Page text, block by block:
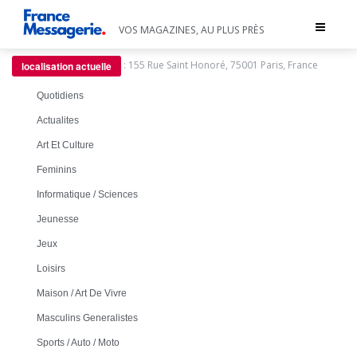
Toggle
VOS MAGAZINES, AU PLUS PRÈS
localisation actuelle : 155 Rue Saint Honoré, 75001 Paris, France
Quotidiens
Actualites
Art Et Culture
Feminins
Informatique / Sciences
Jeunesse
Jeux
Loisirs
Maison / Art De Vivre
Masculins Generalistes
Sports / Auto / Moto